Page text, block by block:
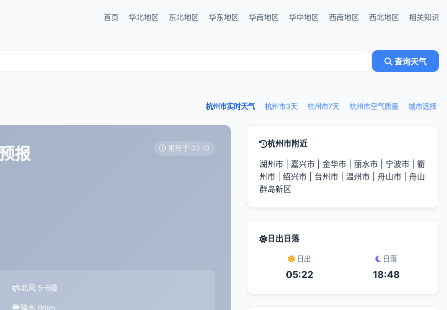
首页 华北地区 东北地区 华东地区 华南地区 华中地区 西南地区 西北地区 相关知识
查询天气
杭州市实时天气 杭州市3天 杭州市7天 杭州市空气质量 城市选择
报 更新于 03:10
北风 5-6级
降水 0mm
杭州市附近
湖州市 嘉兴市 金华市 丽水市 宁波市
衢
州市
绍兴市 台州市 温州市 舟山市
舟山
群岛新区
日出日落
日出
05:22
日落
18:48